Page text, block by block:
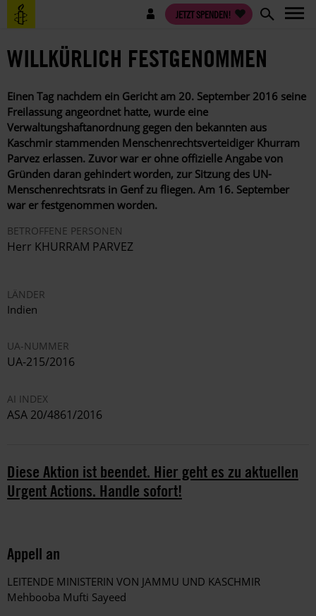
Direkt
zum
Benutzermenü JETZT SPENDEN!
WILLKÜRLICH FESTGENOMMEN
Einen Tag nachdem ein Gericht am 20. September 2016 seine
Freilassung angeordnet hatte, wurde eine
Verwaltungshaftanordnung gegen den bekannten aus
Kaschmir stammenden Menschenrechtsverteidiger Khurram
Parvez erlassen. Zuvor war er ohne offizielle Angabe von
Gründen daran gehindert worden, zur Sitzung des UN-
Menschenrechtsrats in Genf zu fliegen. Am 16. September
war er festgenommen worden.
BETROFFENE PERSONEN
Herr KHURRAM PARVEZ
LÄNDER
Indien
UA-NUMMER
UA-215/2016
AI INDEX
ASA 20/4861/2016
Diese Aktion ist beendet. Hier geht es zu aktuellen
Urgent Actions. Handle sofort!
Appell an
LEITENDE MINISTERIN VON JAMMU UND KASCHMIR
Mehbooba Mufti Sayeed